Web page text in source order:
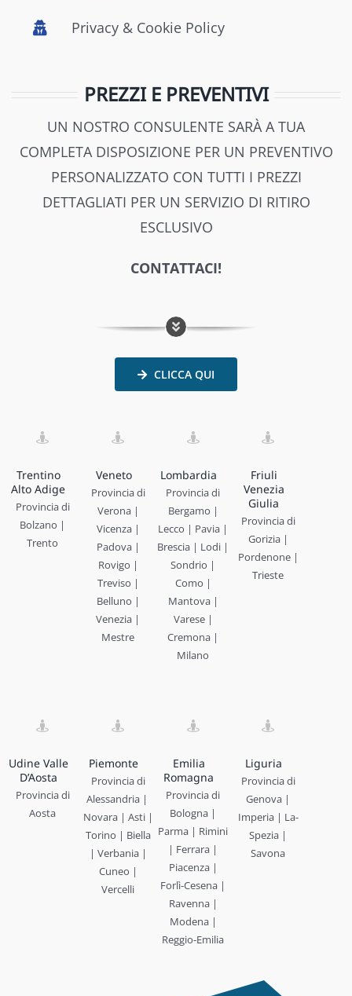
Privacy & Cookie Policy
PREZZI E PREVENTIVI
UN NOSTRO CONSULENTE SARÀ A TUA
COMPLETA DISPOSIZIONE PER UN PREVENTIVO
PERSONALIZZATO CON TUTTI I PREZZI
DETTAGLIATI PER UN SERVIZIO DI RITIRO
ESCLUSIVO
CONTATTACI!
CLICCA QUI
Trentino
Alto Adige
Provincia di
Bolzano |
Trento
Veneto
Provincia di
Verona |
Vicenza |
Padova |
Rovigo |
Treviso |
Belluno |
Venezia |
Mestre
Lombardia
Provincia di
Bergamo |
Lecco | Pavia |
Brescia | Lodi |
Sondrio |
Como |
Mantova |
Varese |
Cremona |
Milano
Friuli
Venezia
Giulia
Provincia di
Gorizia |
Pordenone |
Trieste
Udine Valle
D’Aosta
Provincia di
Aosta
Piemonte
Provincia di
Alessandria |
Novara | Asti |
Torino | Biella
| Verbania |
Cuneo |
Vercelli
Emilia
Romagna
Provincia di
Bologna |
Parma | Rimini
| Ferrara |
Piacenza |
Forlì-Cesena |
Ravenna |
Modena |
Reggio-Emilia
Liguria
Provincia di
Genova |
Imperia | La-
Spezia |
Savona